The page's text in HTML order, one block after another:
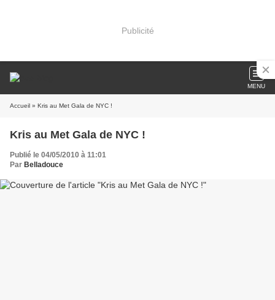
Publicité
MENU
Accueil » Kris au Met Gala de NYC !
Kris au Met Gala de NYC !
Publié le 04/05/2010 à 11:01
Par Belladouce